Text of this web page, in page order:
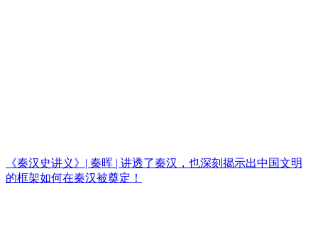
《秦汉史讲义》| 秦晖 | 讲透了秦汉，也深刻揭示出中国文明
的框架如何在秦汉被奠定！